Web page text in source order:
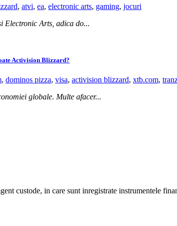
, atvi, ea, electronic arts, gaming, jocuri
Electronic Arts, adica do...
Activision Blizzard?
, dominos pizza, visa, activision blizzard, xtb.com,
globale. Multe afacer...
custode, in care sunt inregistrate instrumentele